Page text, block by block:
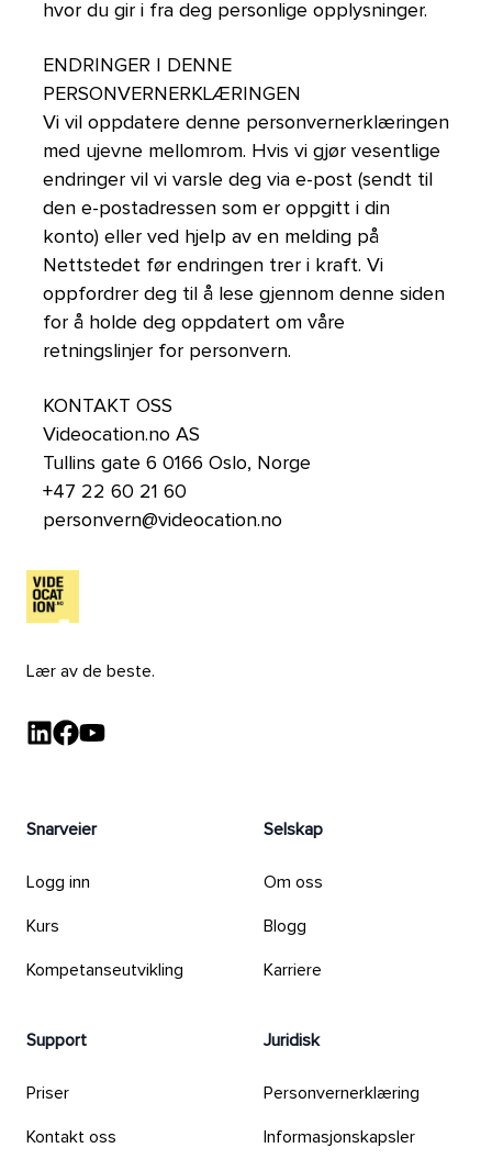
hvor du gir i fra deg personlige opplysninger.
ENDRINGER I DENNE
PERSONVERNERKLÆRINGEN
Vi vil oppdatere denne personvernerklæringen
med ujevne mellomrom. Hvis vi gjør vesentlige
endringer vil vi varsle deg via e-post (sendt til
den e-postadressen som er oppgitt i din
konto) eller ved hjelp av en melding på
Nettstedet før endringen trer i kraft. Vi
oppfordrer deg til å lese gjennom denne siden
for å holde deg oppdatert om våre
retningslinjer for personvern.
KONTAKT OSS
Videocation.no AS
Tullins gate 6 0166 Oslo, Norge
+47 22 60 21 60
personvern@videocation.no
Lær av de beste.
LinkedIn - Videocation
Facebook - Videocation
YouTube - Videocation
Snarveier
Logg inn
Kurs
Kompetanseutvikling
Support
Priser
Kontakt oss
Selskap
Om oss
Blogg
Karriere
Juridisk
Personvernerklæring
Informasjonskapsler